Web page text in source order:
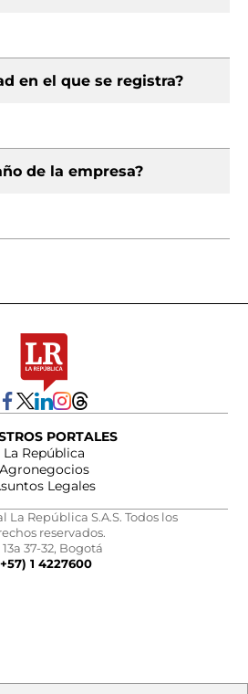
en el que se registra?
de la empresa?
PORTALES
La República
Agronegocios
Legales
La República S.A.S. Todos los
reservados.
13a 37-32, Bogotá
1 4227600